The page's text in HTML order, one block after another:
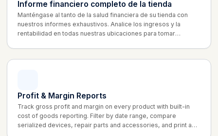
Informe financiero completo de la tienda
Manténgase al tanto de la salud financiera de su tienda con
nuestros informes exhaustivos. Analice los ingresos y la
rentabilidad en todas nuestras ubicaciones para tomar
Profit & Margin Reports
Track gross profit and margin on every product with built-in
cost of goods reporting. Filter by date range, compare
serialized devices, repair parts and accessories, and print a